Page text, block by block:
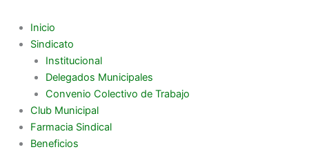
Inicio
Sindicato
Institucional
Delegados Municipales
Convenio Colectivo de Trabajo
Club Municipal
Farmacia Sindical
Beneficios